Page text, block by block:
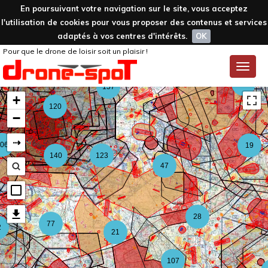
En poursuivant votre navigation sur le site, vous acceptez
l'utilisation de cookies pour vous proposer des contenus et services
adaptés à vos centres d'intérêts.
OK
Toggle
Pour que le drone de loisir soit un plaisir !
107
77
123
157
47
28
19
21
140
120
+
−
⇢